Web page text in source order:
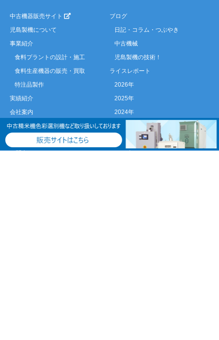
中古機器販売サイト
児島製機について
事業紹介
食料プラントの設計・施工
食料生産機器の販売・買取
特注品製作
実績紹介
会社案内
新着情報
よくあるご質問
お問合せ
ブログ
日記・コラム・つぶやき
中古機械
児島製機の技術！
ライスレポート
2026年
2025年
2024年
2023年
2022年
2021年